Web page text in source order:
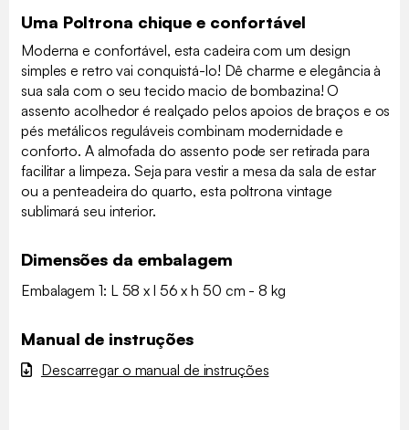
Uma Poltrona chique e confortável
Moderna e confortável, esta cadeira com um design
simples e retro vai conquistá-lo! Dê charme e elegância à
sua sala com o seu tecido macio de bombazina! O
assento acolhedor é realçado pelos apoios de braços e os
pés metálicos reguláveis combinam modernidade e
conforto. A almofada do assento pode ser retirada para
facilitar a limpeza. Seja para vestir a mesa da sala de estar
ou a penteadeira do quarto, esta poltrona vintage
sublimará seu interior.
Dimensões da embalagem
Embalagem 1: L 58 x l 56 x h 50 cm - 8 kg
Manual de instruções
Descarregar o manual de instruções